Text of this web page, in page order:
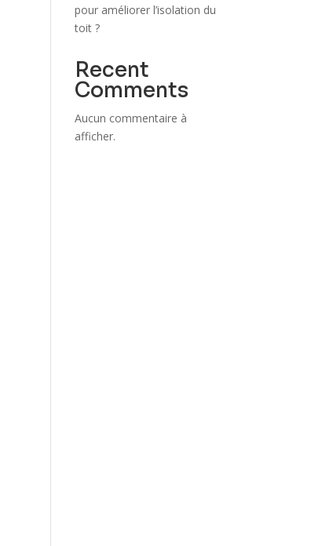
pour améliorer l’isolation du
toit ?
Recent
Comments
Aucun commentaire à
afficher.